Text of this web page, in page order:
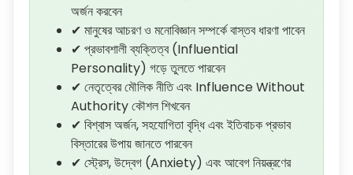
অর্জন করবেন
✔ মানুষের আচরণ ও মনোবিজ্ঞান সম্পর্কে বাস্তব ধারণা পাবেন
✔ প্রভাবশালী ব্যক্তিত্ব (Influential
Personality) গড়ে তুলতে পারবেন
✔ নেতৃত্বের মৌলিক নীতি এবং Influence Without
Authority কৌশল শিখবেন
✔ বিশ্বাস অর্জন, সহযোগিতা বৃদ্ধি এবং ইতিবাচক প্রভাব
বিস্তারের উপায় জানতে পারবেন
✔ স্ট্রেস, উদ্বেগ (Anxiety) এবং আবেগ নিয়ন্ত্রণের